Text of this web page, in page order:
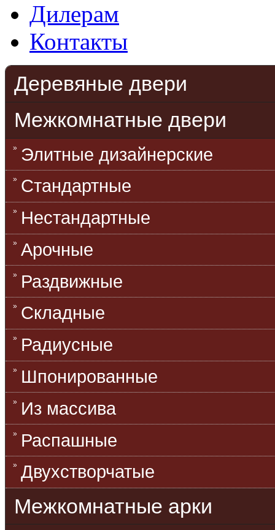
Дилерам
Контакты
Деревяные двери
Межкомнатные двери
Элитные дизайнерские
Стандартные
Нестандартные
Арочные
Раздвижные
Складные
Радиусные
Шпонированные
Из массива
Распашные
Двухстворчатые
Межкомнатные арки